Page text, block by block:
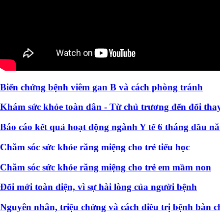
Biến chứng bệnh viêm gan B và cách phòng tránh
Khám sức khỏe toàn dân - Từ chủ trương đến đổi
Báo cáo kết quả hoạt động ngành Y tế 6 tháng đầu
Chăm sóc sức khỏe răng miệng cho trẻ tiểu học
Chăm sóc sức khỏe răng miệng cho trẻ em mầm non
Đổi mới toàn diện, vì sự hài lòng của người bệnh
Nguyên nhân, triệu chứng và cách điều trị bệnh bàn